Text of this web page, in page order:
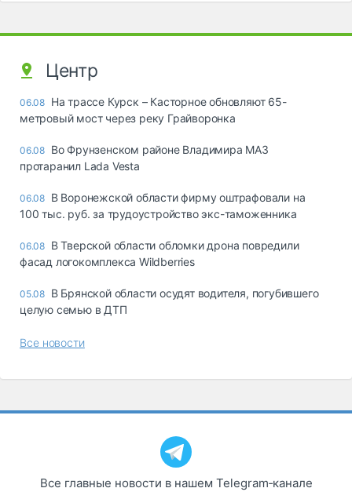
Центр
06.08 На трассе Курск – Касторное обновляют 65-
метровый мост через реку Грайворонка
06.08 Во Фрунзенском районе Владимира МАЗ
протаранил Lada Vesta
06.08 В Воронежской области фирму оштрафовали на
100 тыс. руб. за трудоустройство экс-таможенника
06.08 В Тверской области обломки дрона повредили
фасад логокомплекса Wildberries
05.08 В Брянской области осудят водителя, погубившего
целую семью в ДТП
Все новости
Все главные новости в нашем Telegram‑канале